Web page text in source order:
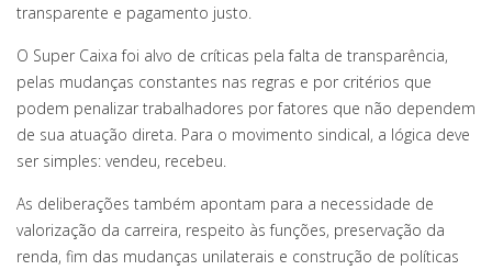
transparente e pagamento justo.
O Super Caixa foi alvo de críticas pela falta de transparência,
pelas mudanças constantes nas regras e por critérios que
podem penalizar trabalhadores por fatores que não dependem
de sua atuação direta. Para o movimento sindical, a lógica deve
ser simples: vendeu, recebeu.
As deliberações também apontam para a necessidade de
valorização da carreira, respeito às funções, preservação da
renda, fim das mudanças unilaterais e construção de políticas